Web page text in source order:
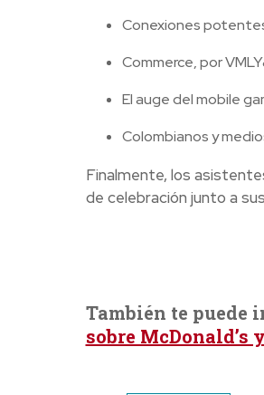
Conexiones
Commerce, por
El auge del mobile
Colombianos y
Finalmente, los
de celebración junto a
También te puede
sobre McDonald’s